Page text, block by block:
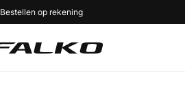
Bestellen op rekening